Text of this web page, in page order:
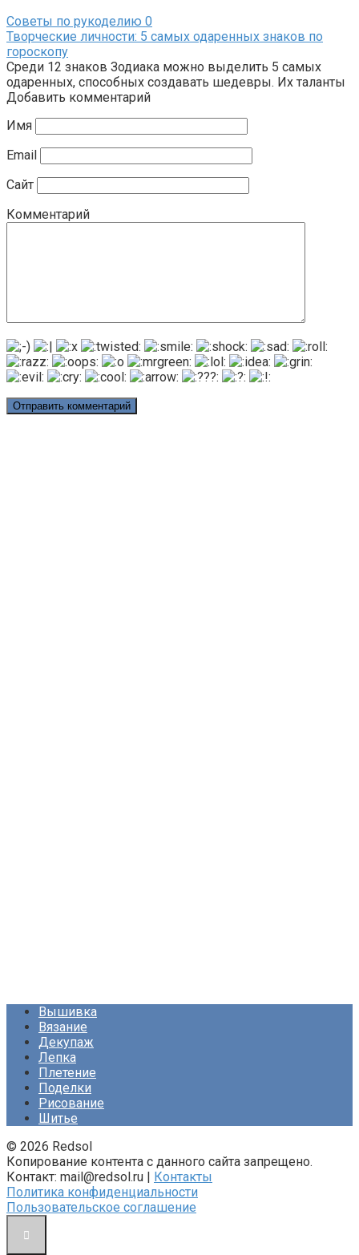
Советы по рукоделию 0
Творческие личности: 5 самых одаренных знаков по
гороскопу
Среди 12 знаков Зодиака можно выделить 5 самых
одаренных, способных создавать шедевры. Их таланты
Добавить комментарий
Имя
Email
Сайт
Комментарий
Вышивка
Вязание
Декупаж
Лепка
Плетение
Поделки
Рисование
Шитье
© 2026 Redsol
Копирование контента с данного сайта запрещено.
Контакт: mail@redsol.ru |
Контакты
Политика конфиденциальности
Пользовательское соглашение